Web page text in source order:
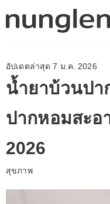
อัปเดตล่าสุด 7 ม.ค. 2026
น้ำยาบ้วนปา
ปากหอมสะอ
2026
สุขภาพ